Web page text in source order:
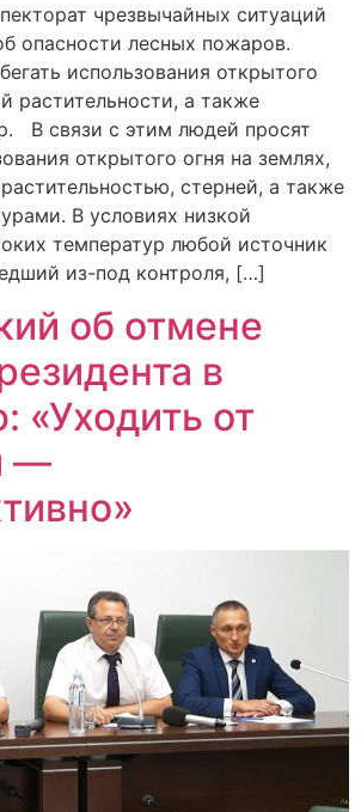
чрезвычайных ситуаций
опасности лесных пожаров.
использования открытого
растительности, а также
В связи с этим людей просят
открытого огня на землях,
стерней, а также
В условиях низкой
температур любой источник
из-под контроля, […]
об отмене
в
«Уходить от
—